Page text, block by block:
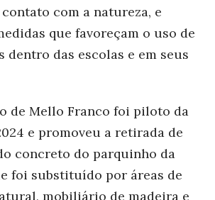
com a natureza, e
que favoreçam o uso de
dentro das escolas e em seus
de Mello Franco foi piloto da
e promoveu a retirada de
concreto do parquinho da
foi substituído por áreas de
mobiliário de madeira e